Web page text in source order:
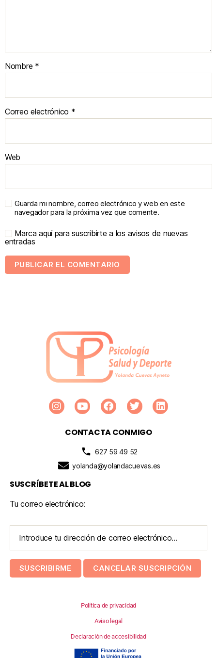
Nombre *
Correo electrónico *
Web
Guarda mi nombre, correo electrónico y web en este
navegador para la próxima vez que comente.
Marca aquí para suscribirte a los avisos de nuevas
entradas
CONTACTA CONMIGO
627 59 49 52
yolanda@yolandacuevas.es
SUSCRÍBETE AL BLOG
Tu correo electrónico:
Política de privacidad
Aviso legal
Declaración de accesibilidad